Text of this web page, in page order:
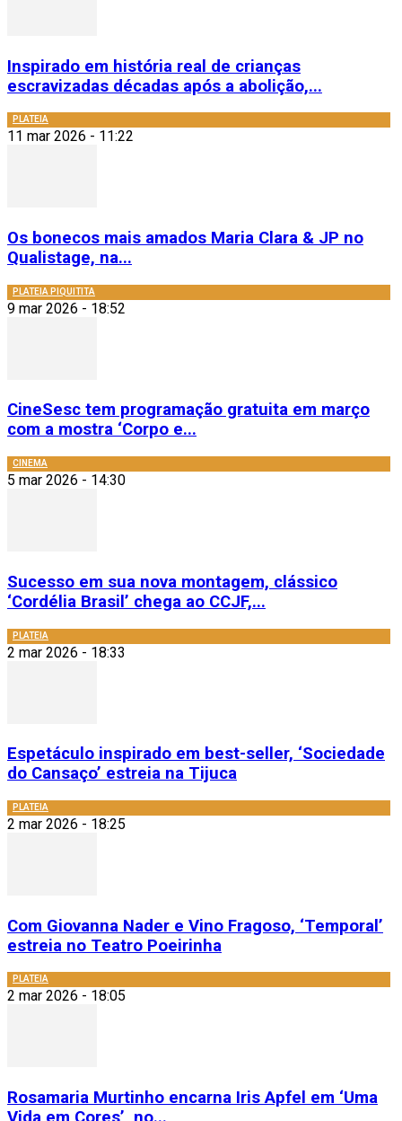
Inspirado em história real de crianças
escravizadas décadas após a abolição,...
PLATEIA
11 mar 2026 - 11:22
Os bonecos mais amados Maria Clara & JP no
Qualistage, na...
PLATEIA PIQUITITA
9 mar 2026 - 18:52
CineSesc tem programação gratuita em março
com a mostra ‘Corpo e...
CINEMA
5 mar 2026 - 14:30
Sucesso em sua nova montagem, clássico
‘Cordélia Brasil’ chega ao CCJF,...
PLATEIA
2 mar 2026 - 18:33
Espetáculo inspirado em best-seller, ‘Sociedade
do Cansaço’ estreia na Tijuca
PLATEIA
2 mar 2026 - 18:25
Com Giovanna Nader e Vino Fragoso, ‘Temporal’
estreia no Teatro Poeirinha
PLATEIA
2 mar 2026 - 18:05
Rosamaria Murtinho encarna Iris Apfel em ‘Uma